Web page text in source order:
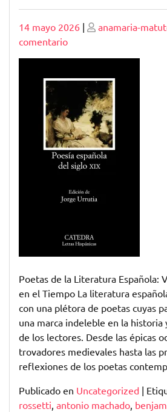
Publicado
14 mayo 2026 | Publicado
anamaria-
comentarioen
Poetas
Emblemáticos
de
la
Literatura
Española
Poetas de la Literatura Española:
en el Tiempo La literatura
con una plétora de poetas cuyas
una marca indeleble en la historia
de los lectores. Desde las épicas
trovadores medievales hasta las
reflexiones de los poetas
Publicado en Uncategorized |
rossetti antonio machado